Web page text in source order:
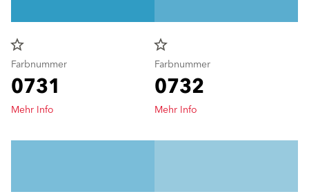
star_border
Farbnummer
0731
Mehr Info
star_border
Farbnummer
0732
Mehr Info